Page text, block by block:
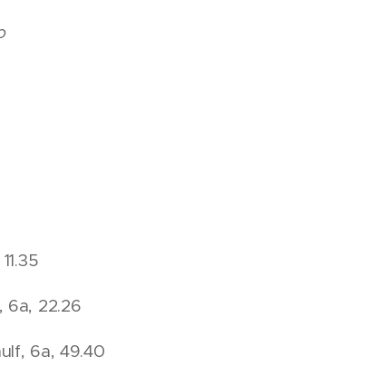
6a, 22.26
6a, 49.40